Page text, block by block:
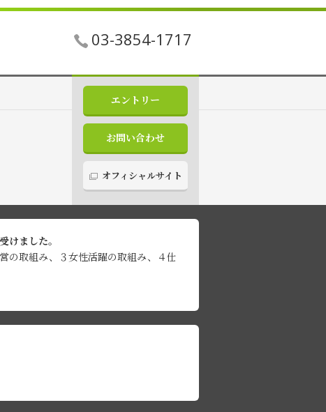
03-3854-1717
エントリー
お問い合わせ
オフィシャルサイト
ました。
の取組み、３女性活躍の取組み、４仕